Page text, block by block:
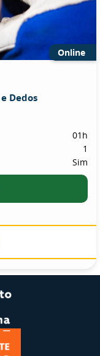
Online
Dedos
01h
1
Sim